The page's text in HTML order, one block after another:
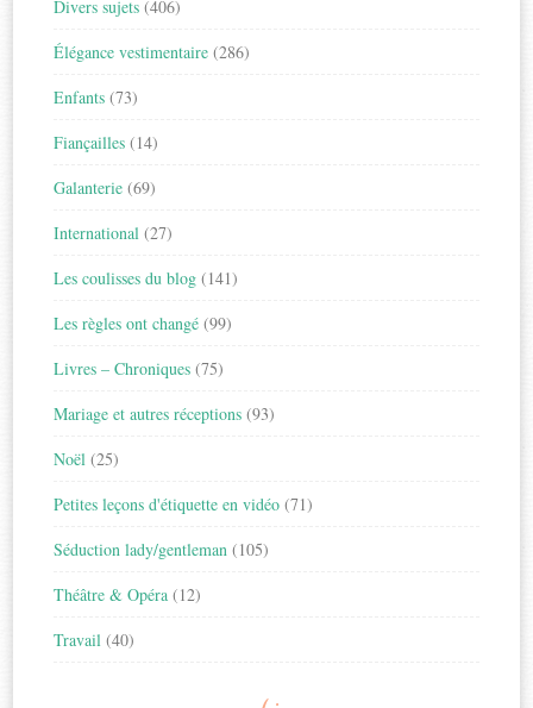
Divers sujets (406)
Élégance vestimentaire (286)
Enfants (73)
Fiançailles (14)
Galanterie (69)
International (27)
Les coulisses du blog (141)
Les règles ont changé (99)
Livres – Chroniques (75)
Mariage et autres réceptions (93)
Noël (25)
Petites leçons d'étiquette en vidéo (71)
Séduction lady/gentleman (105)
Théâtre & Opéra (12)
Travail (40)